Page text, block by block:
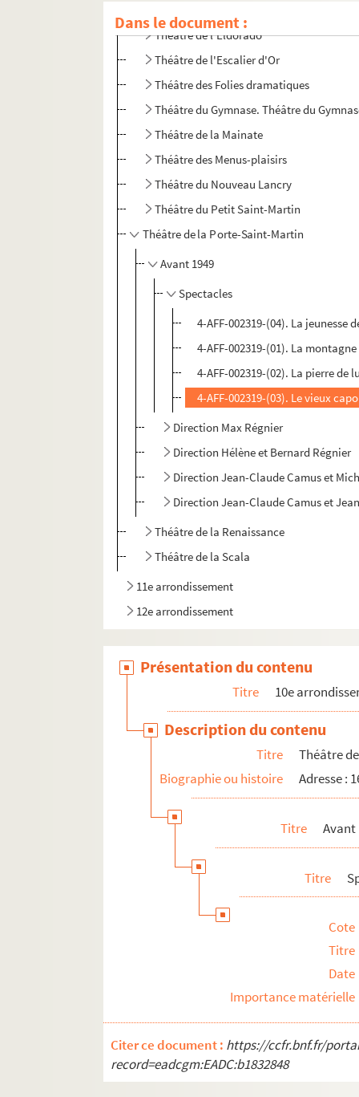
Dans le document :
Théâtre de l'Eldorado
Théâtre de l'Escalier d'Or
Théâtre des Folies dramatiques
Théâtre du Gymnase. Théâtre du
Théâtre de la Mainate
Théâtre des Menus-plaisirs
Théâtre du Nouveau Lancry
Théâtre du Petit Saint-Martin
Théâtre de la Porte-Saint-Martin
Avant 1949
Spectacles
4-AFF-002319-(04). La
4-AFF-002319-(01). La
4-AFF-002319-(02). La pierre de
4-AFF-002319-(03). Le vieux
Direction Max Régnier
Direction Hélène et Bernard Régnier
Direction Jean-Claude Camus et
Direction Jean-Claude Camus et
Théâtre de la Renaissance
Théâtre de la Scala
11e arrondissement
12e arrondissement
Présentation du contenu
Titre 10e
Description du contenu
Titre
Théâtre
Biographie ou histoire
Adresse :
Titre Avant
Titre
Cote
Titre
Date
Importance matérielle
Citer ce document : https://ccfr.bnf.fr/
record=eadcgm:EADC:b1832848